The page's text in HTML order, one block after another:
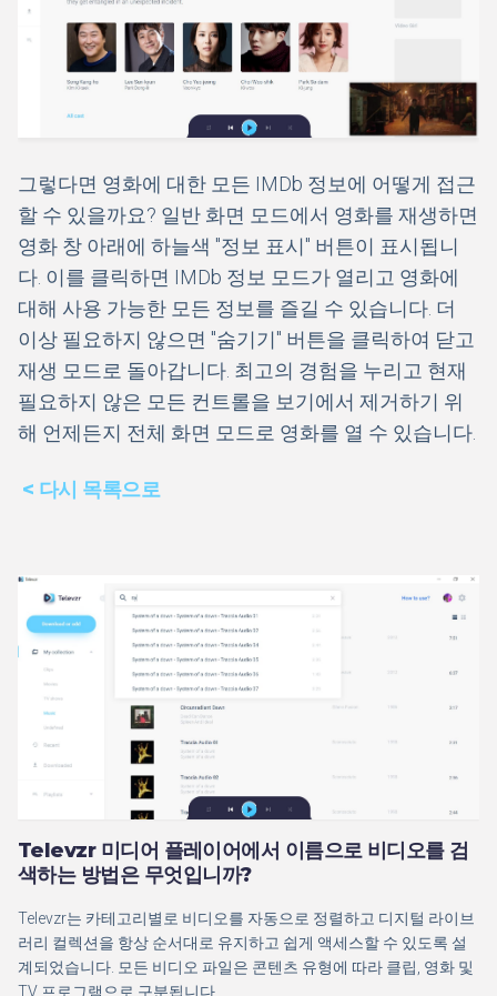
그렇다면 영화에 대한 모든 IMDb 정보에 어떻게 접근
할 수 있을까요? 일반 화면 모드에서 영화를 재생하면
영화 창 아래에 하늘색 "정보 표시" 버튼이 표시됩니
다. 이를 클릭하면 IMDb 정보 모드가 열리고 영화에
대해 사용 가능한 모든 정보를 즐길 수 있습니다. 더
이상 필요하지 않으면 "숨기기" 버튼을 클릭하여 닫고
재생 모드로 돌아갑니다. 최고의 경험을 누리고 현재
필요하지 않은 모든 컨트롤을 보기에서 제거하기 위
해 언제든지 전체 화면 모드로 영화를 열 수 있습니다.
< 다시 목록으로
Televzr 미디어 플레이어에서 이름으로 비디오를 검
색하는 방법은 무엇입니까?
Televzr는 카테고리별로 비디오를 자동으로 정렬하고 디지털 라이브
러리 컬렉션을 항상 순서대로 유지하고 쉽게 액세스할 수 있도록 설
계되었습니다. 모든 비디오 파일은 콘텐츠 유형에 따라 클립, 영화 및
TV 프로그램으로 구분됩니다.